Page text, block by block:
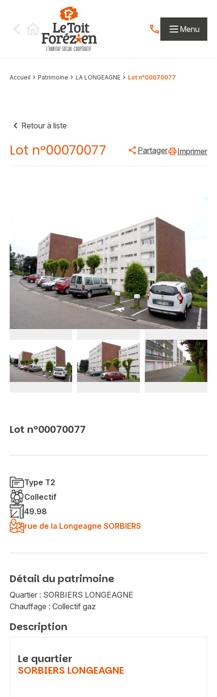
Contactez-nous
Menu
Accueil Patrimoine LA LONGEAGNE Lot n°00070077
Retour à liste
Lot n°00070077 Partager Imprimer
Lot n°00070077
Type T2
Collectif
49.98
rue de la Longeagne SORBIERS
Détail du patrimoine
Quartier : SORBIERS LONGEAGNE
Chauffage : Collectif gaz
Description
Le quartier
SORBIERS LONGEAGNE